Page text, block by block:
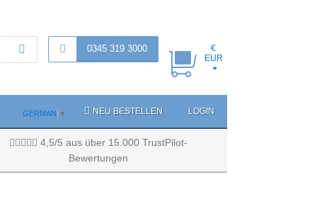
0345 319 3000
€
EUR
GERMAN ▼ NEU BESTELLEN LOGIN
4,5/5 aus über 15.000 TrustPilot-
Bewertungen